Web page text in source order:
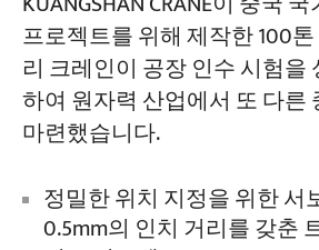
프로젝트를 위해 제작한 100
리 크레인이 공장 인수 시험을
하여 원자력 산업에서 또 다른
마련했습니다.
정밀한 위치 지정을 위한 서
0.5mm의 인치 거리를 갖춘